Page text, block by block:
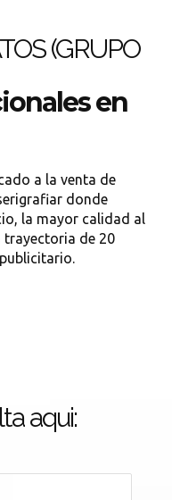
(GRUPO
en
a la venta de
donde
la mayor calidad al
trayectoria de 20
aqui: